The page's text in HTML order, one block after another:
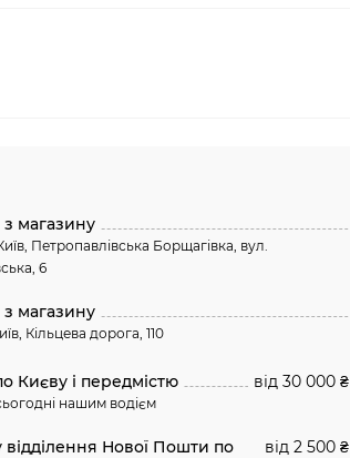
магазину
Петропавлівська Борщагівка, вул.
6
магазину
Кільцева дорога, 110
Києву і передмістю
нашим водієм
від 30 000 ₴
відділення Нової Пошти по
від 2 500 ₴